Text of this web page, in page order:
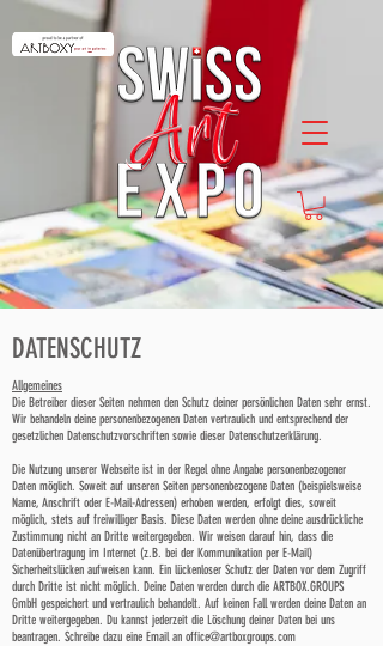
DATENSCHUTZ
Allgemeines
Die Betreiber dieser Seiten nehmen den Schutz deiner persönlichen Daten sehr ernst.
Wir behandeln deine personenbezogenen Daten vertraulich und entsprechend der
gesetzlichen Datenschutzvorschriften sowie dieser Datenschutzerklärung.
Die Nutzung unserer Webseite ist in der Regel ohne Angabe personenbezogener
Daten möglich. Soweit auf unseren Seiten personenbezogene Daten (beispielsweise
Name, Anschrift oder E-Mail-Adressen) erhoben werden, erfolgt dies, soweit
möglich, stets auf freiwilliger Basis. Diese Daten werden ohne deine ausdrückliche
Zustimmung nicht an Dritte weitergegeben. Wir weisen darauf hin, dass die
Datenübertragung im Internet (z.B. bei der Kommunikation per E-Mail)
Sicherheitslücken aufweisen kann. Ein lückenloser Schutz der Daten vor dem Zugriff
durch Dritte ist nicht möglich. Deine Daten werden durch die ARTBOX.GROUPS
GmbH gespeichert und vertraulich behandelt. Auf keinen Fall werden deine Daten an
Dritte weitergegeben. Du kannst jederzeit die Löschung deiner Daten bei uns
beantragen. Schreibe dazu eine Email an office@artboxgroups.com